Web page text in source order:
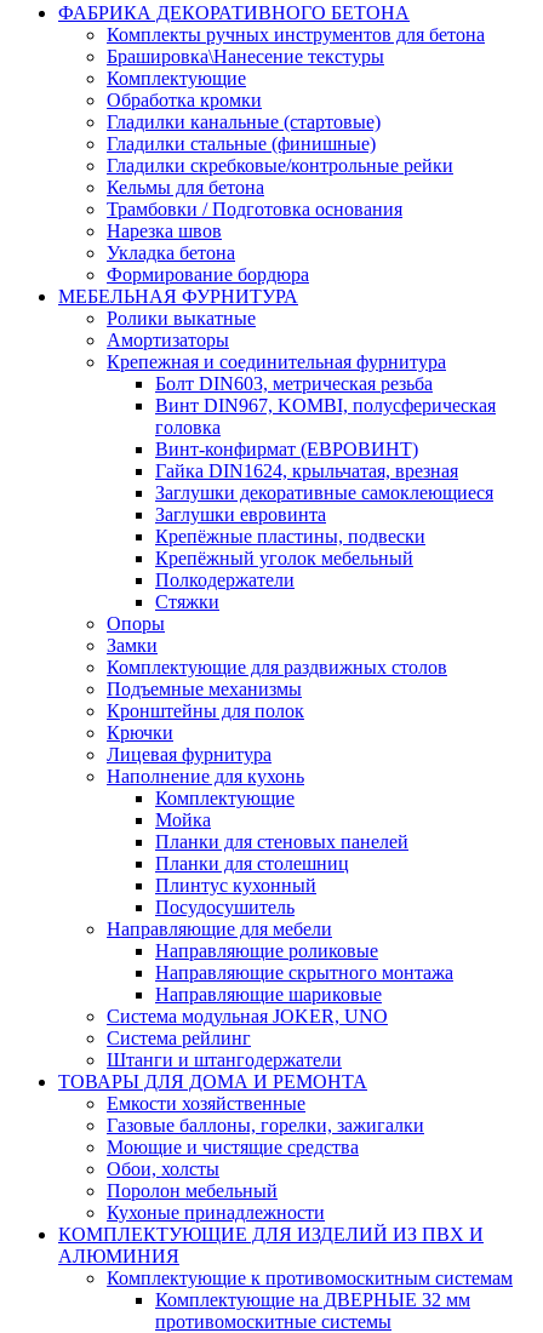
ФАБРИКА ДЕКОРАТИВНОГО БЕТОНА
Комплекты ручных инструментов для бетона
Брашировка\Нанесение текстуры
Комплектующие
Обработка кромки
Гладилки канальные (стартовые)
Гладилки стальные (финишные)
Гладилки скребковые/контрольные рейки
Кельмы для бетона
Трамбовки / Подготовка основания
Нарезка швов
Укладка бетона
Формирование бордюра
МЕБЕЛЬНАЯ ФУРНИТУРА
Ролики выкатные
Амортизаторы
Крепежная и соединительная фурнитура
Болт DIN603, метрическая резьба
Винт DIN967, KOMBI, полусферическая
головка
Винт-конфирмат (ЕВРОВИНТ)
Гайка DIN1624, крыльчатая, врезная
Заглушки декоративные самоклеющиеся
Заглушки евровинта
Крепёжные пластины, подвески
Крепёжный уголок мебельный
Полкодержатели
Стяжки
Опоры
Замки
Комплектующие для раздвижных столов
Подъемные механизмы
Кронштейны для полок
Крючки
Лицевая фурнитура
Наполнение для кухонь
Комплектующие
Мойка
Планки для стеновых панелей
Планки для столешниц
Плинтус кухонный
Посудосушитель
Направляющие для мебели
Направляющие роликовые
Направляющие скрытного монтажа
Направляющие шариковые
Система модульная JOKER, UNO
Система рейлинг
Штанги и штангодержатели
ТОВАРЫ ДЛЯ ДОМА И РЕМОНТА
Емкости хозяйственные
Газовые баллоны, горелки, зажигалки
Моющие и чистящие средства
Обои, холсты
Поролон мебельный
Кухоные принадлежности
КОМПЛЕКТУЮЩИЕ ДЛЯ ИЗДЕЛИЙ ИЗ ПВХ И
АЛЮМИНИЯ
Комплектующие к противомоскитным системам
Комплектующие на ДВЕРНЫЕ 32 мм
противомоскитные системы